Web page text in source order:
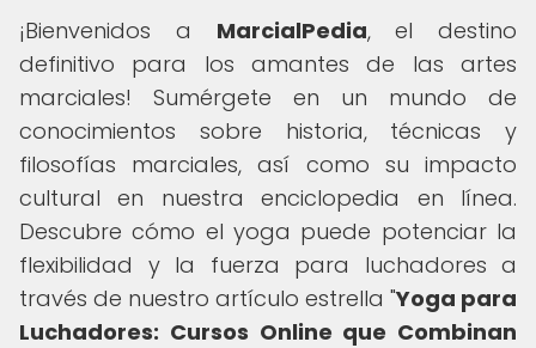
¡Bienvenidos a MarcialPedia, el destino
definitivo para los amantes de las artes
marciales! Sumérgete en un mundo de
conocimientos sobre historia, técnicas y
filosofías marciales, así como su impacto
cultural en nuestra enciclopedia en línea.
Descubre cómo el yoga puede potenciar la
flexibilidad y la fuerza para luchadores a
través de nuestro artículo estrella "Yoga para
Luchadores: Cursos Online que Combinan